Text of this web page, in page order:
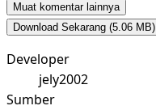
Muat komentar lainnya
Download Sekarang (5.06 MB)
Developer
jely2002
Sumber